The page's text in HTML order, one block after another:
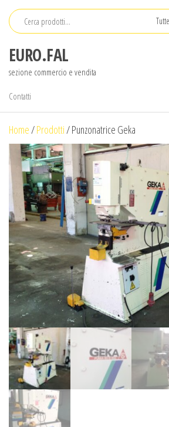
Salta
contenuto
EURO.FAL
sezione commercio e vendita
Contatti
Home/Prodotti/Punzonatrice Geka